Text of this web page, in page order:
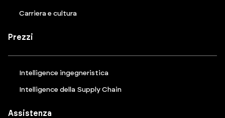
Carriera e cultura
Prezzi
Intelligence ingegneristica
Intelligence della Supply Chain
Assistenza